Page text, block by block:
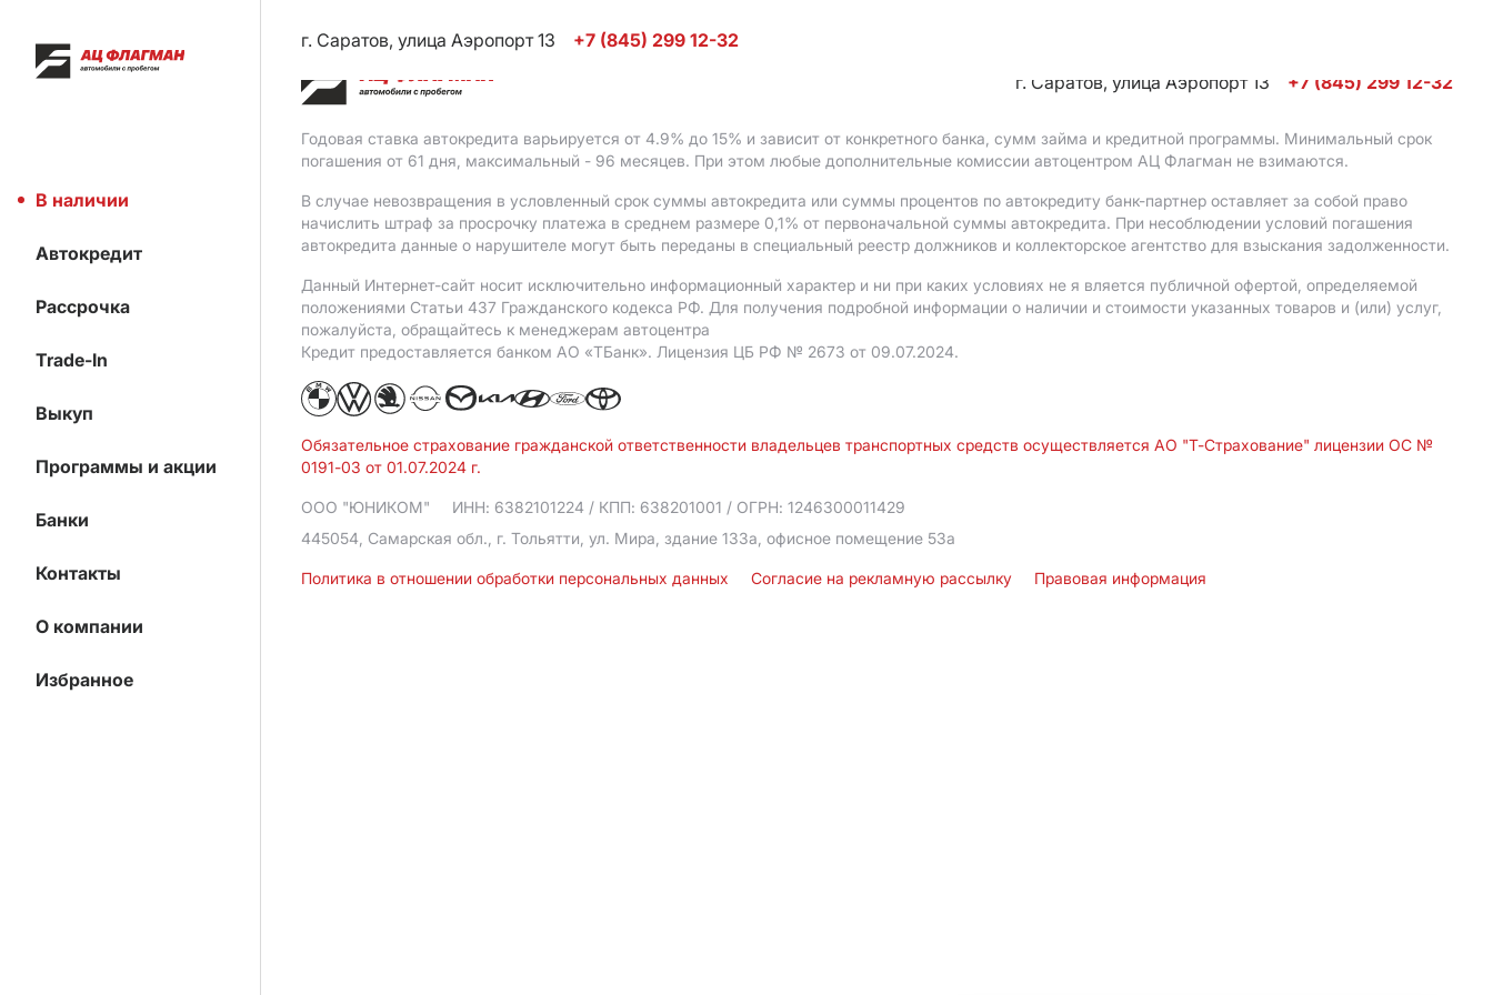
В наличии
Автокредит
Рассрочка
Trade-In
Выкуп
Программы и акции
Банки
Контакты
О компании
Избранное
г. Саратов, улица Аэропорт 13
+7 (845) 299 12-32
г. Саратов, улица Аэропорт 13
+7 (845) 299 12-32
Годовая ставка автокредита варьируется от 4.9% до 15% и зависит от конкретного банка, сумм займа и кредитной программы. Минимальный срок
погашения от 61 дня, максимальный - 96 месяцев. При этом любые дополнительные комиссии автоцентром АЦ Флагман не взимаются.
В случае невозвращения в условленный срок суммы автокредита или суммы процентов по автокредиту банк-партнер оставляет за собой право
начислить штраф за просрочку платежа в среднем размере 0,1% от первоначальной суммы автокредита. При несоблюдении условий погашения
автокредита данные о нарушителе могут быть переданы в специальный реестр должников и коллекторское агентство для взыскания задолженности.
Данный Интернет-сайт носит исключительно информационный характер и ни при каких условиях не я вляется публичной офертой, определяемой
положениями Статьи 437 Гражданского кодекса РФ. Для получения подробной информации о наличии и стоимости указанных товаров и (или) услуг,
пожалуйста, обращайтесь к менеджерам автоцентра
Кредит предоставляется банком АO «ТБанк». Лицензия ЦБ РФ № 2673 от 09.07.2024.
Обязательное страхование гражданской ответственности владельцев транспортных средств осуществляется АО "Т-Страхование" лицензии ОС №
0191-03 от 01.07.2024 г.
ООО "ЮНИКОМ" ИНН: 6382101224 / КПП: 638201001 / ОГРН: 1246300011429
445054, Самарская обл., г. Тольятти, ул. Мира, здание 133а, офисное помещение 53а
Политика в отношении обработки персональных данных Согласие на рекламную рассылку Правовая информация